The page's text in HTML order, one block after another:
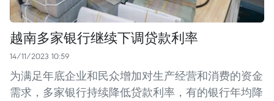
越南多家银行继续下调贷款利率
14/11/2023 10:59
为满足年底企业和民众增加对生产经营和消费的资金
需求，多家银行持续降低贷款利率，有的银行年均降